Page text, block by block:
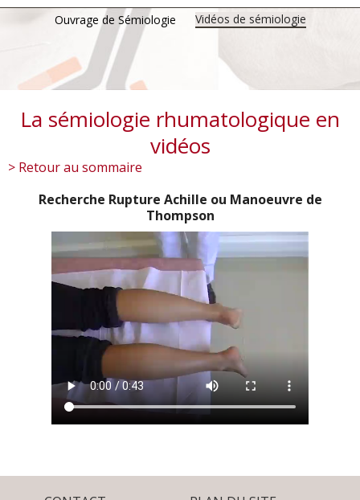
Ouvrage de Sémiologie Vidéos de sémiologie
La sémiologie rhumatologique en
vidéos
> Retour au sommaire
Recherche Rupture Achille ou Manoeuvre de
Thompson